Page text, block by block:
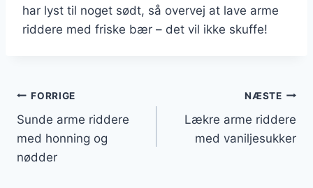
har lyst til noget sødt, så overvej at lave arme
riddere med friske bær – det vil ikke skuffe!
Indlægsnavigation
FORRIGE
Sunde arme riddere
med honning og
nødder
NÆSTE
Lækre arme riddere
med vaniljesukker